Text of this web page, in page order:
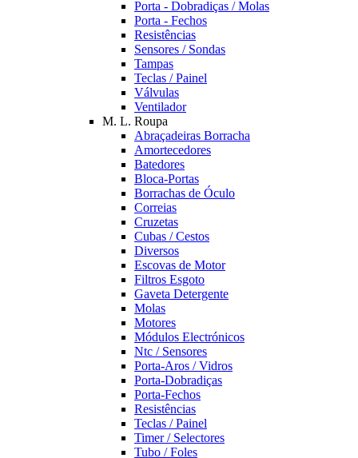
Porta - Dobradiças / Molas
Porta - Fechos
Resistências
Sensores / Sondas
Tampas
Teclas / Painel
Válvulas
Ventilador
M. L. Roupa
Abraçadeiras Borracha
Amortecedores
Batedores
Bloca-Portas
Borrachas de Óculo
Correias
Cruzetas
Cubas / Cestos
Diversos
Escovas de Motor
Filtros Esgoto
Gaveta Detergente
Molas
Motores
Módulos Electrónicos
Ntc / Sensores
Porta-Aros / Vidros
Porta-Dobradiças
Porta-Fechos
Resistências
Teclas / Painel
Timer / Selectores
Tubo / Foles